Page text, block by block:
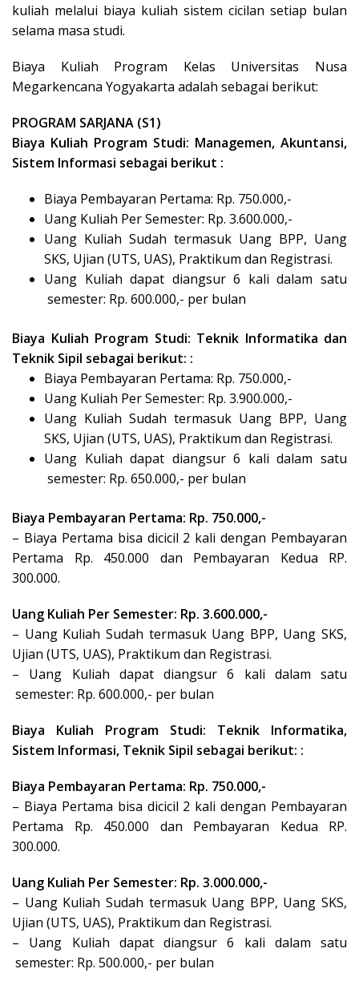
kuliah melalui biaya kuliah sistem cicilan setiap bulan
selama masa studi.
Biaya Kuliah Program Kelas Universitas Nusa
Megarkencana Yogyakarta adalah sebagai berikut:
PROGRAM SARJANA (S1)
Biaya Kuliah Program Studi: Managemen, Akuntansi,
Sistem Informasi sebagai berikut :
Biaya Pembayaran Pertama: Rp. 750.000,-
Uang Kuliah Per Semester: Rp. 3.600.000,-
Uang Kuliah Sudah termasuk Uang BPP, Uang
SKS, Ujian (UTS, UAS), Praktikum dan Registrasi.
Uang Kuliah dapat diangsur 6 kali dalam satu
semester: Rp. 600.000,- per bulan
Biaya Kuliah Program Studi: Teknik Informatika dan
Teknik Sipil sebagai berikut: :
Biaya Pembayaran Pertama: Rp. 750.000,-
Uang Kuliah Per Semester: Rp. 3.900.000,-
Uang Kuliah Sudah termasuk Uang BPP, Uang
SKS, Ujian (UTS, UAS), Praktikum dan Registrasi.
Uang Kuliah dapat diangsur 6 kali dalam satu
semester: Rp. 650.000,- per bulan
Biaya Pembayaran Pertama: Rp. 750.000,-
– Biaya Pertama bisa dicicil 2 kali dengan Pembayaran
Pertama Rp. 450.000 dan Pembayaran Kedua RP.
300.000.
Uang Kuliah Per Semester: Rp. 3.600.000,-
– Uang Kuliah Sudah termasuk Uang BPP, Uang SKS,
Ujian (UTS, UAS), Praktikum dan Registrasi.
– Uang Kuliah dapat diangsur 6 kali dalam satu
semester: Rp. 600.000,- per bulan
Biaya Kuliah Program Studi: Teknik Informatika,
Sistem Informasi, Teknik Sipil sebagai berikut: :
Biaya Pembayaran Pertama: Rp. 750.000,-
– Biaya Pertama bisa dicicil 2 kali dengan Pembayaran
Pertama Rp. 450.000 dan Pembayaran Kedua RP.
300.000.
Uang Kuliah Per Semester: Rp. 3.000.000,-
– Uang Kuliah Sudah termasuk Uang BPP, Uang SKS,
Ujian (UTS, UAS), Praktikum dan Registrasi.
– Uang Kuliah dapat diangsur 6 kali dalam satu
semester: Rp. 500.000,- per bulan